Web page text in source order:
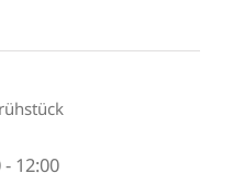
- 12:00